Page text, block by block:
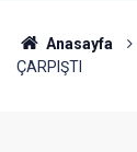
Anasayfa
ÇARPIŞTI